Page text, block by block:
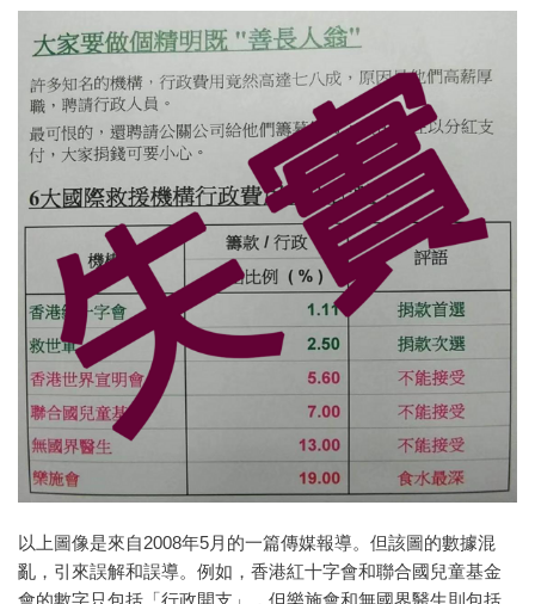
以上圖像是來自2008年5月的一篇傳媒報導。但該圖的數據混
亂，引來誤解和誤導。例如，香港紅十字會和聯合國兒童基金
會的數字只包括「行政開支」，但樂施會和無國界醫生則包括